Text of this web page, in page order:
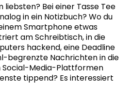
liebsten? Bei einer Tasse Tee
in ein Notizbuch? Wo du
Smartphone etwas
am Schreibtisch, in die
hackend, eine Deadline
begrenzte Nachrichten in die
Social-Media-Plattformen
tippend? Es interessiert